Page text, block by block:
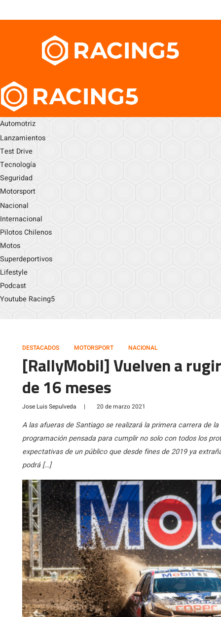
Automotriz
Lanzamientos
Test Drive
Tecnología
Seguridad
Motorsport
Nacional
Internacional
Pilotos Chilenos
Motos
Superdeportivos
Lifestyle
Podcast
Youtube Racing5
DESTACADOS MOTORSPORT NACIONAL
[RallyMobil] Vuelven a
de 16 meses
Jose Luis Sepulveda | 20 de marzo 2021
A las afueras de Santiago se realizará la primera carrera de
programación pensada para cumplir no solo con todos los
expectativas de un público que desde fines de 2019 ya
podrá […]